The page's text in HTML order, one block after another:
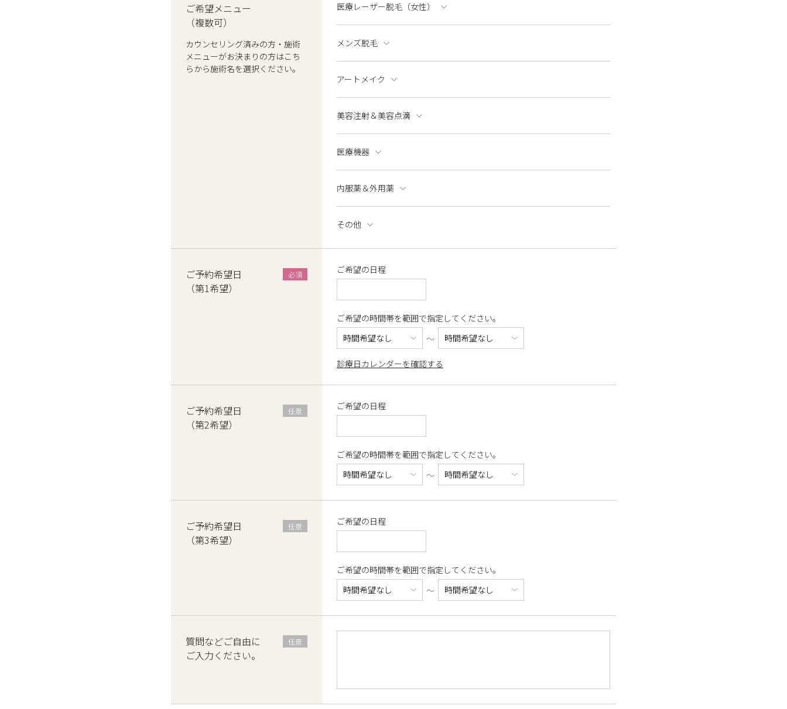
ご希望メニュー
（複数可）
カウンセリング済みの方・施術
メニューがお決まりの方はこち
らから施術名を選択ください。
医療レーザー脱毛（女性）
メンズ脱毛
アートメイク
美容注射＆美容点滴
医療機器
内服薬＆外用薬
その他
ご予約希望日
（第1希望）
ご希望の日程
ご希望の時間帯を範囲で指定してください。
診療日カレンダーを確認する
ご予約希望日
（第2希望）
ご希望の日程
ご希望の時間帯を範囲で指定してください。
ご予約希望日
（第3希望）
ご希望の日程
ご希望の時間帯を範囲で指定してください。
質問などご自由に
ご入力ください。